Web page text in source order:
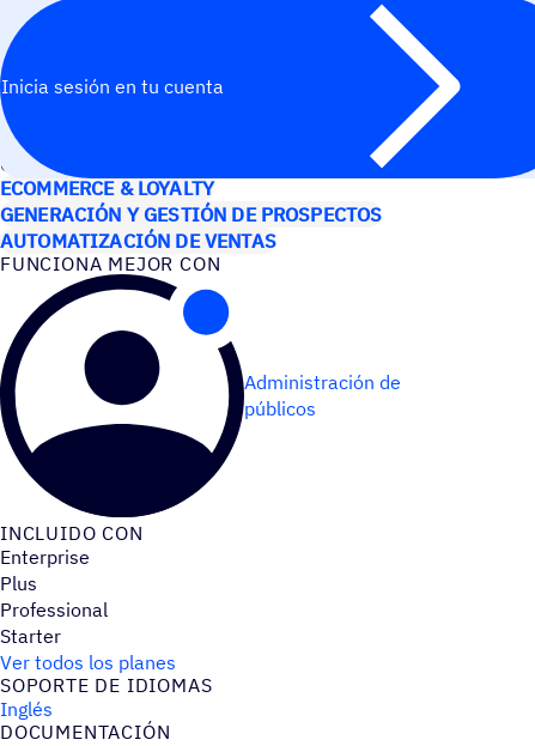
Inicia sesión en tu cuenta
CASOS DE USO
ECOMMERCE & LOYALTY
GENERACIÓN Y GESTIÓN DE PROSPECTOS
AUTOMATIZACIÓN DE VENTAS
FUNCIONA MEJOR CON
Administración de
públicos
INCLUIDO CON
Enterprise
Plus
Professional
Starter
Ver todos los planes
SOPORTE DE IDIOMAS
Inglés
DOCU­MEN­TA­CIÓN